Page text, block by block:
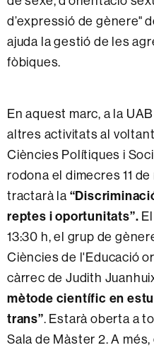
d’expressió de gènere"
ajuda la gestió de les
fòbiques.
En aquest marc, a la
altres activitats al
Ciències Polítiques i
rodona el dimecres 11
tractarà la
reptes i oportunitats”.
13:30 h, el grup de
Ciències de l'Educació
càrrec de Judith
mètode científic en
trans”. Estarà oberta a
Sala de Màster 2. A